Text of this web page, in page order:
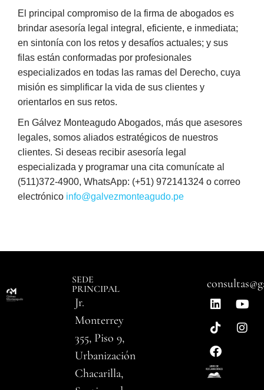
El principal compromiso de la firma de abogados es
brindar asesoría legal integral, eficiente, e inmediata;
en sintonía con los retos y desafíos actuales; y sus
filas están conformadas por profesionales
especializados en todas las ramas del Derecho, cuya
misión es simplificar la vida de sus clientes y
orientarlos en sus retos.
En Gálvez Monteagudo Abogados, más que asesores
legales, somos aliados estratégicos de nuestros
clientes. Si deseas recibir asesoría legal
especializada y programar una cita comunícate al
(511)372-4900, WhatsApp: (+51) 972141324 o correo
electrónico info@galvezmonteagudo.pe
SEDE
PRINCIPAL
Jr.
Monterrey
355, Piso 9,
Urbanización
Chacarilla,